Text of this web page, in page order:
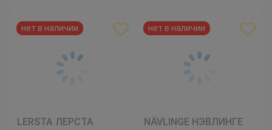
LERSTA ЛЕРСТА NÄVLINGE НЭВЛИНГЕ